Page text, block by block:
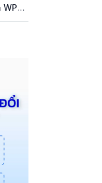
WP